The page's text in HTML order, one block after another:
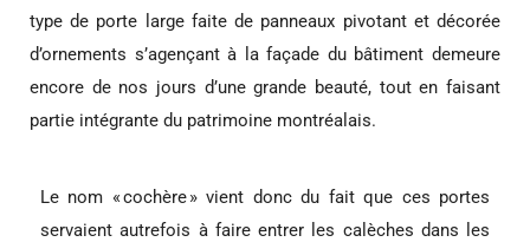
type de porte large faite de panneaux pivotant et décorée
d’ornements s’agençant à la façade du bâtiment demeure
encore de nos jours d’une grande beauté, tout en faisant
partie intégrante du patrimoine montréalais.
Le nom « cochère » vient donc du fait que ces portes
servaient autrefois à faire entrer les calèches dans les